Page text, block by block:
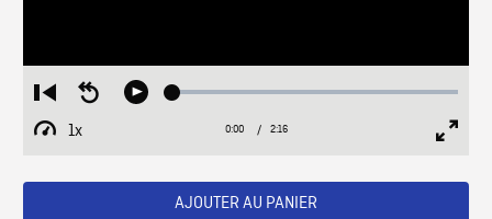
Restart
from
beginning
Seek
Play Loaded:
1x
Playback
Current
0:00 / Duration
2:16
AJOUTER AU PANIER